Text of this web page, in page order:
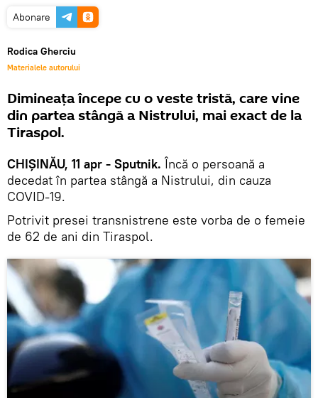
Abonare
Rodica Gherciu
Materialele autorului
Dimineața începe cu o veste tristă, care vine
din partea stângă a Nistrului, mai exact de la
Tiraspol.
CHIȘINĂU, 11 apr - Sputnik. Încă o persoană a
decedat în partea stângă a Nistrului, din cauza
COVID-19.
Potrivit presei transnistrene este vorba de o femeie
de 62 de ani din Tiraspol.